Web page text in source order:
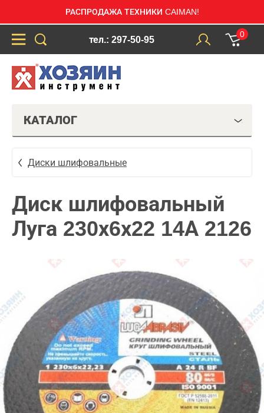
РАСПРОДАЖА ТЕХНИКИ CAIMAN!
тел.: 297-50-95
0
КАТАЛОГ
Диски шлифовальные
Диск шлифовальный
Луга 230х6х22 14А 2126